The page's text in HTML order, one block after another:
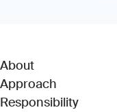
About
Approach
Responsibility